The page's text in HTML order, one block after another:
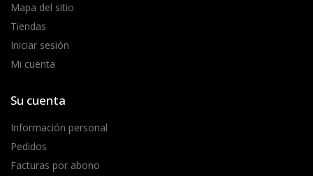
Mapa del sitio
Tiendas
Iniciar sesión
Mi cuenta
Su cuenta
Información personal
Pedidos
Facturas por abono